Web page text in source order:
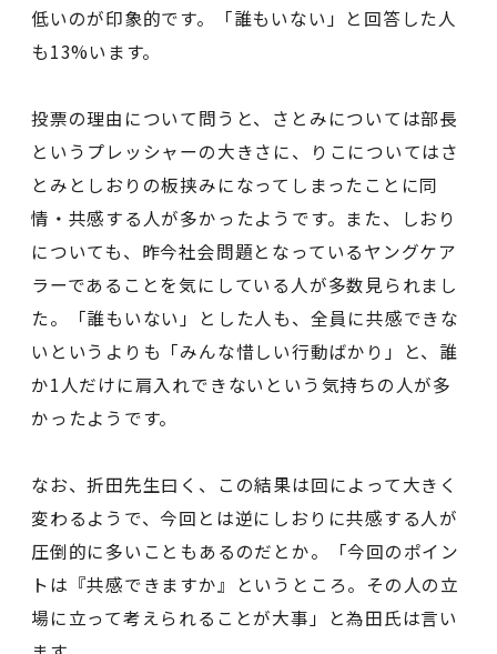
低いのが印象的です。「誰もいない」と回答した人
も13%います。
投票の理由について問うと、さとみについては部長
というプレッシャーの大きさに、りこについてはさ
とみとしおりの板挟みになってしまったことに同
情・共感する人が多かったようです。また、しおり
についても、昨今社会問題となっているヤングケア
ラーであることを気にしている人が多数見られまし
た。「誰もいない」とした人も、全員に共感できな
いというよりも「みんな惜しい行動ばかり」と、誰
か1人だけに肩入れできないという気持ちの人が多
かったようです。
なお、折田先生曰く、この結果は回によって大きく
変わるようで、今回とは逆にしおりに共感する人が
圧倒的に多いこともあるのだとか。「今回のポイン
トは『共感できますか』というところ。その人の立
場に立って考えられることが大事」と為田氏は言い